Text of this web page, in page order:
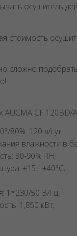
осушитель
стоимость
сложно
AUCMA CF 120BD/
80%: 120 л/сут;
влажности в
30-90% RH;
+15 - +40°C;
1*230/50 В/Гц;
1,850 кВт;